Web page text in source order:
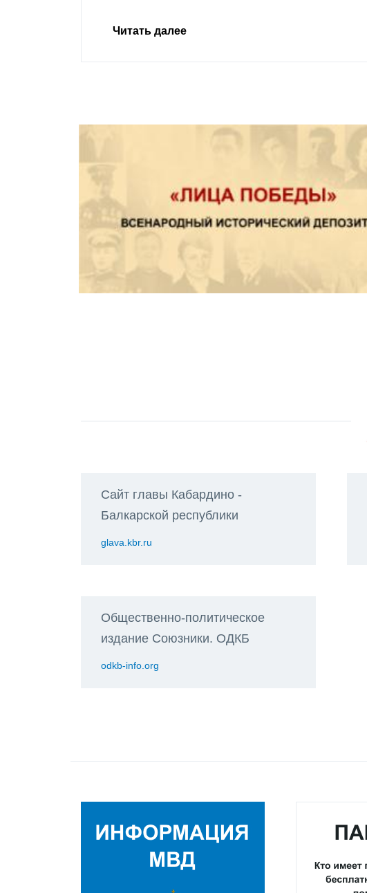
Сайт главы Кабардино -
Балкарской республики
glava.kbr.ru
Общественно-политическое
издание Союзники. ОДКБ
odkb-info.org